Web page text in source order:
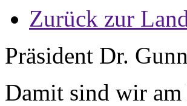
Zurück zur
Präsident Dr.
Damit sind wir am